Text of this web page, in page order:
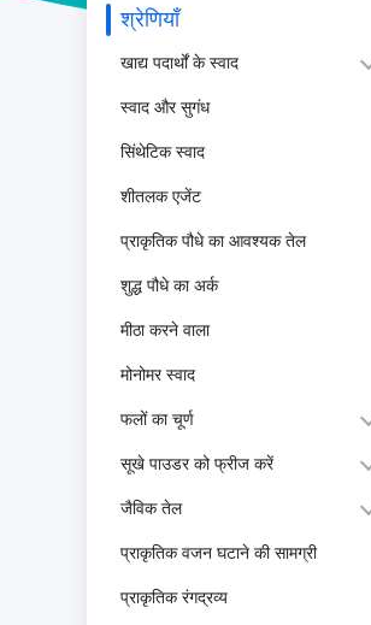
श्रेणियाँ
खाद्य पदार्थों के स्वाद
स्वाद और सुगंध
सिंथेटिक स्वाद
शीतलक एजेंट
प्राकृतिक पौधे का आवश्यक तेल
शुद्ध पौधे का अर्क
मीठा करने वाला
मोनोमर स्वाद
फलों का चूर्ण
सूखे पाउडर को फ्रीज करें
जैविक तेल
प्राकृतिक वजन घटाने की सामग्री
प्राकृतिक रंगद्रव्य